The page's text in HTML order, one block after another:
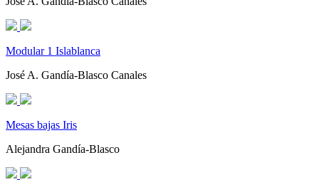
Modular 1 Islablanca
José A. Gandía-Blasco Canales
Mesas bajas Iris
Alejandra Gandía-Blasco